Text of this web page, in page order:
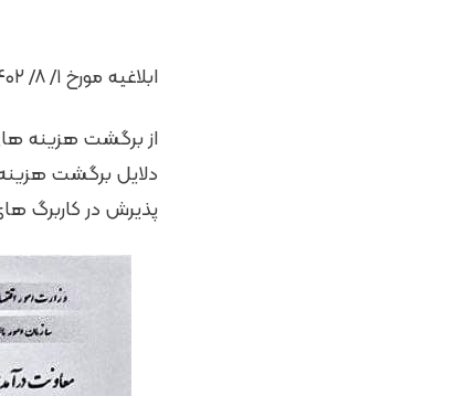
ابلاغیه مورخ ۱/ ۸/ ۱۴۰۲ معاون درآمدهای مالیاتی عنوان ادارات کل امور مالیاتی مبنی بر اینکه ؛
از برگشت هزینه
دلایل برگشت
پذیرش در کاربرگ